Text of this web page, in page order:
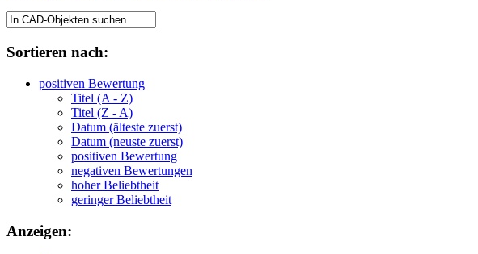
Sortieren nach:
positiven Bewertung
Titel (A - Z)
Titel (Z - A)
Datum (älteste zuerst)
Datum (neuste zuerst)
positiven Bewertung
negativen Bewertungen
hoher Beliebtheit
geringer Beliebtheit
Anzeigen: